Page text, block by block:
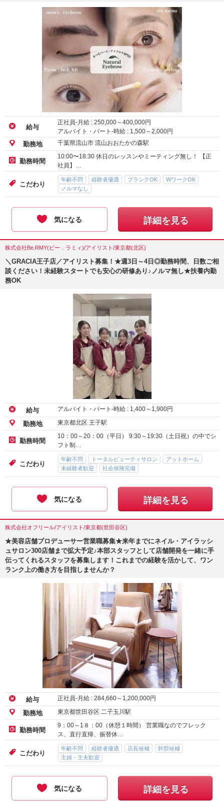
給与
正社員-月給 : 250,000～400,000円
アルバイト・パート-時給 : 1,500～2,000円
勤務地 千葉県流山市 流山おおたかの森駅
勤務時間
10:00〜18:30 休日のレッスンやミーティング無し！ 【正
社員】…
こだわり
年齢不問 経験者優遇 ブランクOK
WワークOK
ノルマなし
気になる 詳細を見る
株式会社Be.RMY(ビー．ラミィ)/アイリスト/東京都(北区)
＼GRACIA王子店／アイリスト募集！★週3日～4日◎勤務時間、日数ご相
談ください！未経験スタートでも安心の研修あり♪ノルマ無し★扶養内勤
務OK
給与 アルバイト・パート-時給 : 1,400～ 1,900円
勤務地 東京都北区 王子駅
勤務時間
10：00～20：00（平日） 9:30～19:30（土日祝）の中でシ
フト制…
こだわり
年齢不問 トータルビューティサロン
アットホーム
未経験者歓迎
社会保険完備
気になる 詳細を見る
株式会社オフリール/アイリスト/東京都(世田谷区)
★美容店舗プロデューサー営業職募集★来年までにネイル・アイラッシ
ュサロン300店舗まで拡大予定♪本部スタッフとして店舗開発を一緒に手
伝ってくれるスタッフを募集します！これまでの経験を活かして、ワン
ランク上の働き方を目指しませんか？
給与 正社員-月給 : 284,660～ 1,200,000円
勤務地 東京都世田谷区 二子玉川駅
勤務時間
9：00～1８：00（休憩１時間） 営業職なのでフレック
ス、直行直帰、振替休…
こだわり
年齢不問 経験者優遇 店長候補
幹部候補
主婦・主夫歓迎
気になる 詳細を見る